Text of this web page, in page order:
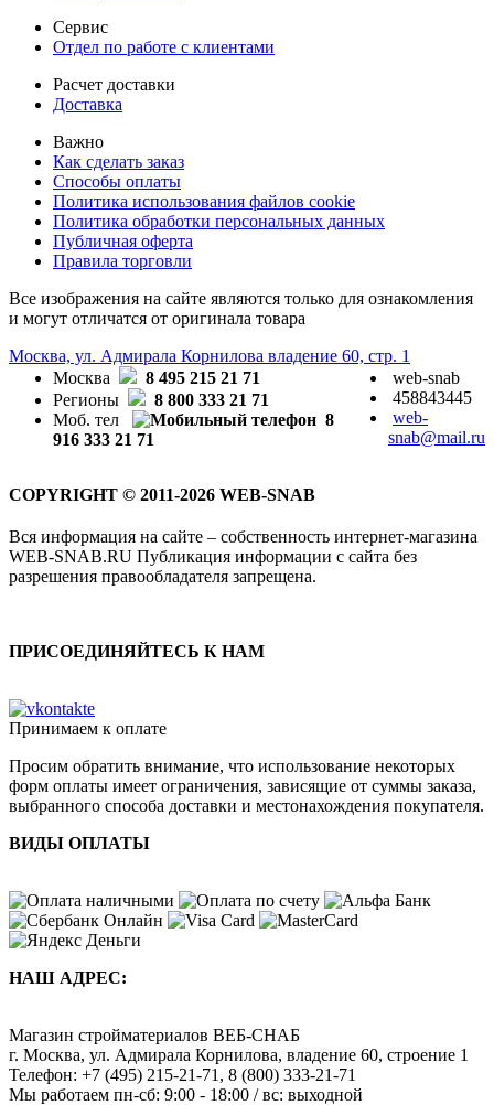
Сервис
Отдел по работе с клиентами
Расчет доставки
Доставка
Важно
Как сделать заказ
Способы оплаты
Политика использования файлов cookie
Политика обработки персональных данных
Публичная оферта
Правила торговли
Все изображения на сайте являются только для ознакомления
и могут отличатся от оригинала товара
Москва, ул. Адмирала Корнилова владение 60, стр. 1
Москва
8 495 215 21 71
Регионы
8 800 333 21 71
Моб. тел
8
916 333 21 71
web-snab
458843445
web-
snab@mail.ru
COPYRIGHT © 2011-2026 WEB-SNAB
Вся информация на сайте – собственность интернет-магазина
WEB-SNAB.RU Публикация информации с сайта без
разрешения правообладателя запрещена.
ПРИСОЕДИНЯЙТЕСЬ К НАМ
Принимаем к оплате
Просим обратить внимание, что использование некоторых
форм оплаты имеет ограничения, зависящие от суммы заказа,
выбранного способа доставки и местонахождения покупателя.
ВИДЫ ОПЛАТЫ
НАШ АДРЕС:
Магазин стройматериалов ВЕБ-СНАБ
г. Москва, ул. Адмирала Корнилова, владение 60, строение 1
Телефон: +7 (495) 215-21-71 , 8 (800) 333-21-71
Мы работаем пн-сб: 9:00 - 18:00 / вс: выходной